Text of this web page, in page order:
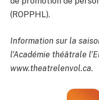
(ROPPHL).
Information sur la
l’Académie théâtrale
www.theatrelenvol.ca.